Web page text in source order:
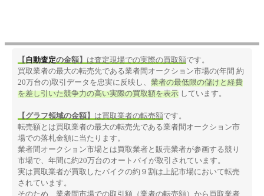
【自動査定の金額】 は査定現場での実際の買取額です。
買取業者の最大の転売先である業者間オークション市場の(年間 約
20万台の)取引データを忠実に反映し、 業者の最低限の儲けと経費
を差し引いた競争力の高い実際の買取額を表示 しています。
【グラフ領域の金額】 は買取業者の転売額です。
転売額とは買取業者の最大の転売先である業者間オークション市
場での落札金額に当たります。
業者間オークション市場とは買取業者と販売業者が参画する競り
市場で、年間に約20万台のオートバイが取引されています。
実は買取業者が買取したバイクの約９割は上記市場において転売
されています。
そのため、業者間市場での取引額（業者の転売額）から買取業者